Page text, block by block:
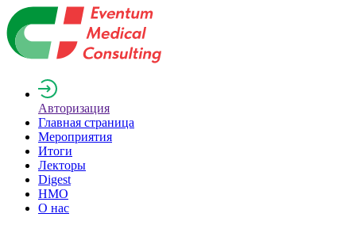
Авторизация
Главная страница
Мероприятия
Итоги
Лекторы
Digest
НМО
О нас